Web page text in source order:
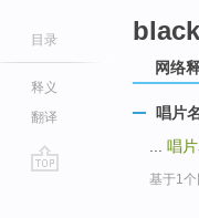
目录
释义
翻译
网络
唱片
唱
基于1